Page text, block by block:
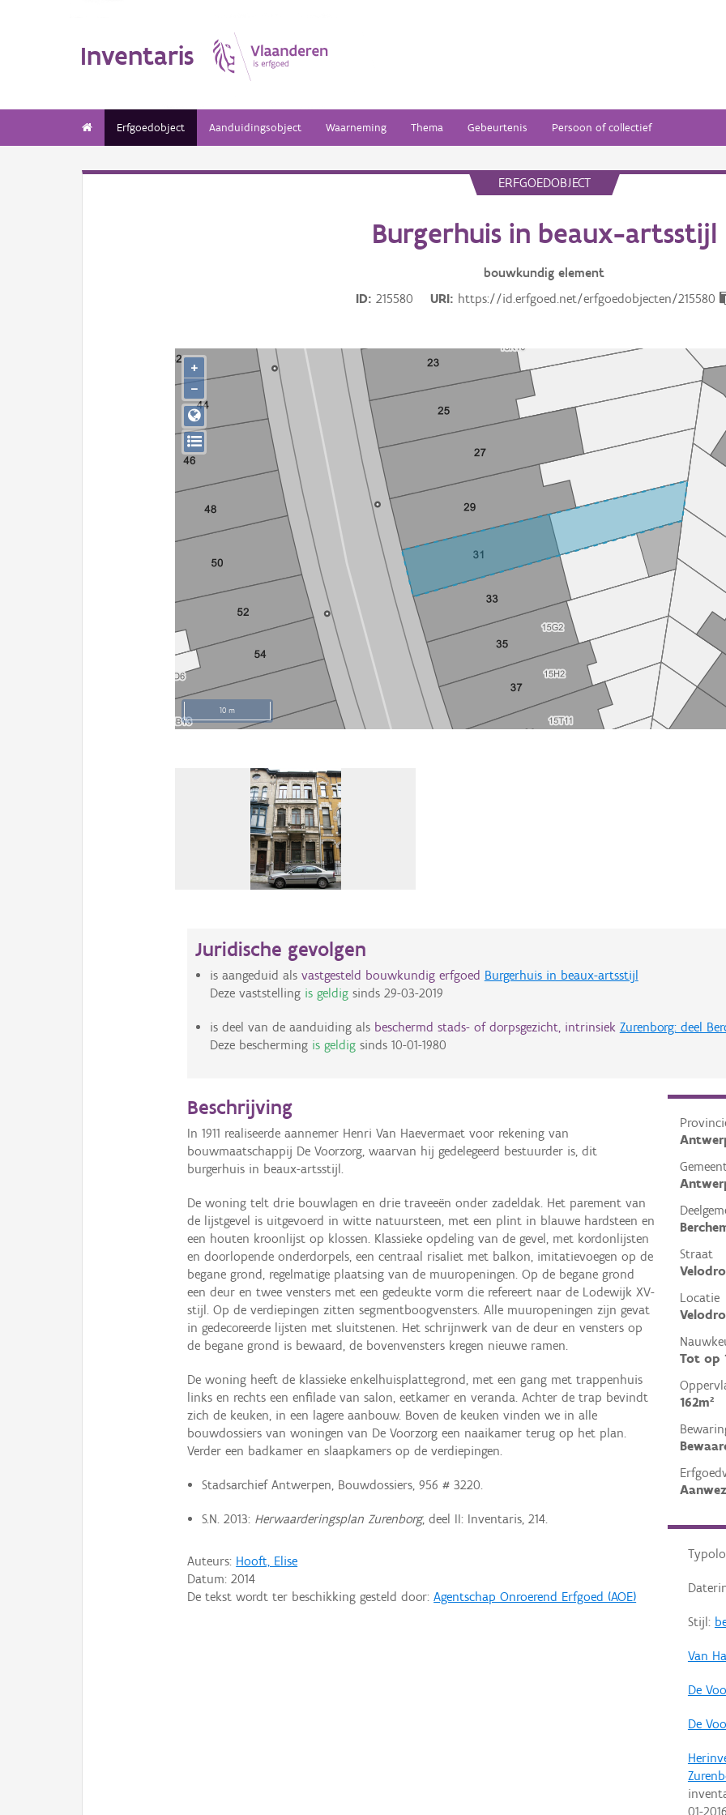
Inventaris
Erfgoedobject Aanduidingsobject Waarneming Thema Gebeurtenis Persoon of collectief
ERFGOEDOBJECT
Burgerhuis in beaux-artsstijl
bouwkundig element
ID
215580 URI https://id.erfgoed.net/erfgoedobjecten/215580
10 m
+
−
Juridische gevolgen
is aangeduid als vastgesteld bouwkundig erfgoed Burgerhuis in beaux-artsstijl
Deze vaststelling is geldigsinds 29-03-2019
is deel van de aanduiding als beschermd stads- of dorpsgezicht, intrinsiek Zurenborg: deel
Deze bescherming is geldigsinds 10-01-1980
Straat
Locatie
Tot op
162m²
Stijl:
Van
De
De
01-2016
Beschrijving
In 1911 realiseerde aannemer Henri Van Haevermaet voor rekening van
bouwmaatschappij De Voorzorg, waarvan hij gedelegeerd bestuurder is, dit
burgerhuis in beaux-artsstijl.
De woning telt drie bouwlagen en drie traveeën onder zadeldak. Het parement van
de lijstgevel is uitgevoerd in witte natuursteen, met een plint in blauwe hardsteen en
een houten kroonlijst op klossen. Klassieke opdeling van de gevel, met kordonlijsten
en doorlopende onderdorpels, een centraal risaliet met balkon, imitatievoegen op de
begane grond, regelmatige plaatsing van de muuropeningen. Op de begane grond
een deur en twee vensters met een gedeukte vorm die refereert naar de Lodewijk XV-
stijl. Op de verdiepingen zitten segmentboogvensters. Alle muuropeningen zijn gevat
in gedecoreerde lijsten met sluitstenen. Het schrijnwerk van de deur en vensters op
de begane grond is bewaard, de bovenvensters kregen nieuwe ramen.
De woning heeft de klassieke enkelhuisplattegrond, met een gang met trappenhuis
links en rechts een enfilade van salon, eetkamer en veranda. Achter de trap bevindt
zich de keuken, in een lagere aanbouw. Boven de keuken vinden we in alle
bouwdossiers van woningen van De Voorzorg een naaikamer terug op het plan.
Verder een badkamer en slaapkamers op de verdiepingen.
Stadsarchief Antwerpen, Bouwdossiers, 956 # 3220.
S.N. 2013: Herwaarderingsplan Zurenborg, deel II: Inventaris, 214.
Auteurs: Hooft, Elise
Datum:2014
De tekst wordt ter beschikking gesteld door:Agentschap Onroerend Erfgoed (AOE)